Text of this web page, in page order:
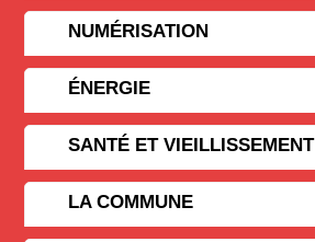
NUMÉRISATION
ÉNERGIE
SANTÉ ET VIEILLISSEMENT
LA COMMUNE